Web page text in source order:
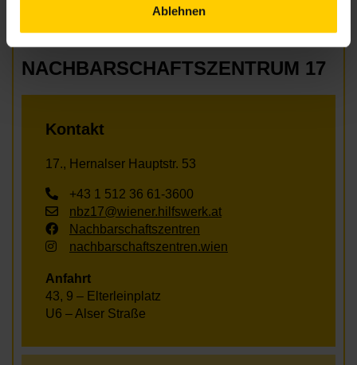
Ablehnen
NACHBARSCHAFTSZENTRUM 17
Kontakt
17., Hernalser Hauptstr. 53
+43 1 512 36 61-3600
nbz17@wiener.hilfswerk.at
Nachbarschaftszentren
nachbarschaftszentren.wien
Anfahrt
43, 9 – Elterleinplatz
U6 – Alser Straße